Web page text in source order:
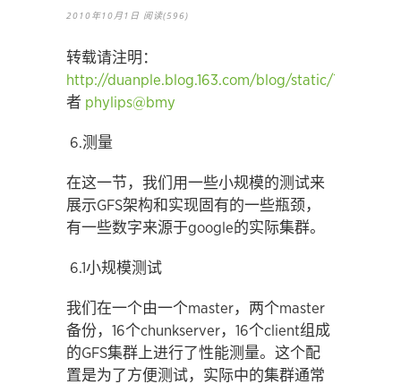
2010年10月1日 阅读(596)
转载请注明：
http://duanple.blog.163.com/blog/static/
者 phylips@bmy
6.测量
在这一节，我们用一些小规模的测试来
展示GFS架构和实现固有的一些瓶颈，
有一些数字来源于google的实际集群。
6.1小规模测试
我们在一个由一个master，两个master
备份，16个chunkserver，16个client组成
的GFS集群上进行了性能测量。这个配
置是为了方便测试，实际中的集群通常